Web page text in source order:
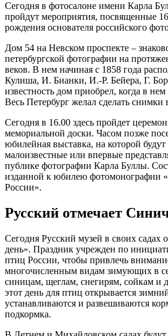
Сегодня в фотосалоне имени Карла
пройдут мероприятия, посвященные
рождения основателя российского
Дом 54 на Невском проспекте –
петербургской фотографии на
веков. В нем начиная с 1858 года
Кулиша, И. Бианки, И.-Р. Бейера, Г.
известность дом приобрел, когда в
Весь Петербург желал сделать снимки
Сегодня в 16.00 здесь пройдет
мемориальной доски. Часом позже
юбилейная выставка, на которой
малоизвестные или впервые
публике фотографии Карла Буллы.
изданной к юбилею фотомонографии
России».
Русский отмечает
Сегодня Русский музей в своих садах
день». Праздник учрежден по
птиц России, чтобы привлечь
многочисленным видам зимующих в
синицам, щеглам, снегирям, сойкам и
этот день для птиц открывается
устанавливаются и развешиваются
подкормка.